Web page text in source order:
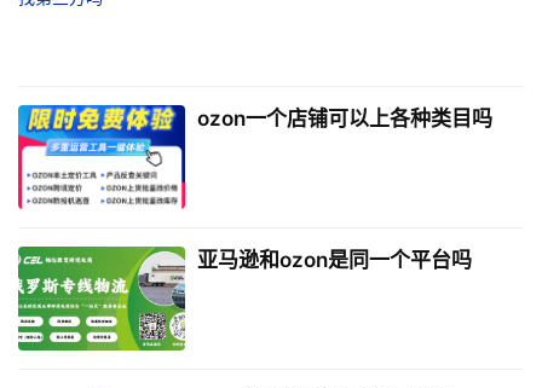
ozon一个店铺可以上各种类目吗
亚马逊和ozon是同一个平台吗